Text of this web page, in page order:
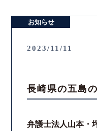
お知らせ
2023/11/11
長崎県の五島
弁護士法人山本・